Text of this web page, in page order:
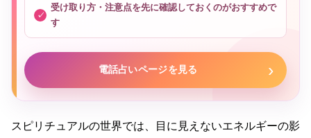
受け取り方・注意点を先に確認しておくのがおすすめで
す
電話占いページを見る
スピリチュアルの世界では、目に見えないエネルギーの影